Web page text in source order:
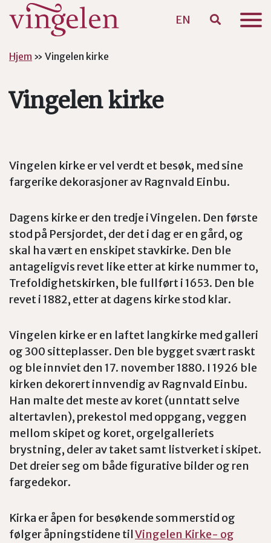
EN
Hjem » Vingelen kirke
Vingelen kirke
Vingelen kirke er vel verdt et besøk, med sine
fargerike dekorasjoner av Ragnvald Einbu.
Dagens kirke er den tredje i Vingelen. Den første
stod på Persjordet, der det i dag er en gård, og
skal ha vært en enskipet stavkirke. Den ble
antageligvis revet like etter at kirke nummer to,
Trefoldighetskirken, ble fullført i 1653. Den ble
revet i 1882, etter at dagens kirke stod klar.
Vingelen kirke er en laftet langkirke med galleri
og 300 sitteplasser. Den ble bygget svært raskt
og ble innviet den 17. november 1880. I 1926 ble
kirken dekorert innvendig av Ragnvald Einbu.
Han malte det meste av koret (unntatt selve
altertavlen), prekestol med oppgang, veggen
mellom skipet og koret, orgelgalleriets
brystning, deler av taket samt listverket i skipet.
Det dreier seg om både figurative bilder og ren
fargedekor.
Kirka er åpen for besøkende sommerstid og
følger åpningstidene tilVingelen Kirke- og